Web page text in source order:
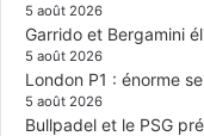
5 août 2026
Garrido et Bergamini
5 août 2026
London P1 : énorme
5 août 2026
Bullpadel et le PSG